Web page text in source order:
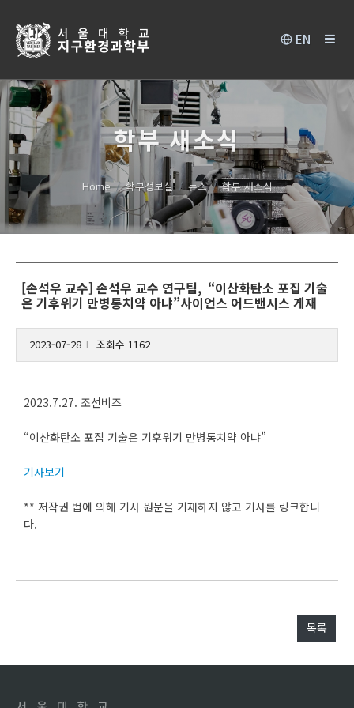
EN
학부 새소식
Home 학부정보실 뉴스 학부 새소식
[손석우 교수] 손석우 교수 연구팀, “이산화탄소 포집 기술
은 기후위기 만병통치약 아냐”사이언스 어드밴시스 게재
2023-07-28 조회수 1162
2023.7.27. 조선비즈
“이산화탄소 포집 기술은 기후위기 만병통치약 아냐”
기사보기
** 저작권 법에 의해 기사 원문을 기재하지 않고 기사를 링크합니
다.
목록